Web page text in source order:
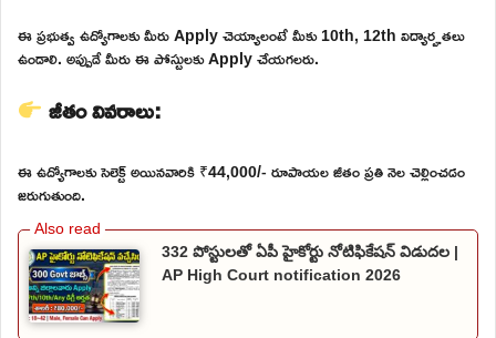
ఈ ప్రభుత్వ ఉద్యోగాలకు మీరు Apply చెయ్యాలంటే మీకు 10th, 12th విద్యార్హతలు
ఉండాలి. అప్పుడే మీరు ఈ పోస్టులకు Apply చేయగలరు.
జీతం వివరాలు:
ఈ ఉద్యోగాలకు సెలెక్ట్ అయినవారికి ₹44,000/- రూపాయల జీతం ప్రతి నెల చెల్లించడం
జరుగుతుంది.
332 పోస్టులతో ఏపీ హైకోర్టు నోటిఫికేషన్ విడుదల |
AP High Court notification 2026